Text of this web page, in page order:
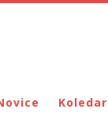
Koledar